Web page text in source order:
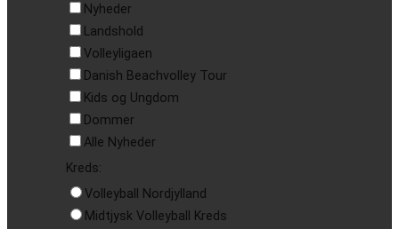
Nyheder
Landshold
Volleyligaen
Danish Beachvolley Tour
Kids og Ungdom
Dommer
Alle Nyheder
Kreds:
Volleyball Nordjylland
Midtjysk Volleyball Kreds